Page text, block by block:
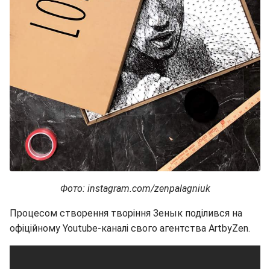
Фото: instagram.com/zenpalagniuk
Процесом створення творіння Зенык поділився на
офіційному Youtube-каналі свого агентства ArtbyZen.